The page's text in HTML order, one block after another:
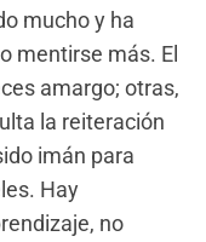
mucho y ha
mentirse más. El
amargo; otras,
la reiteración
imán para
Hay
no